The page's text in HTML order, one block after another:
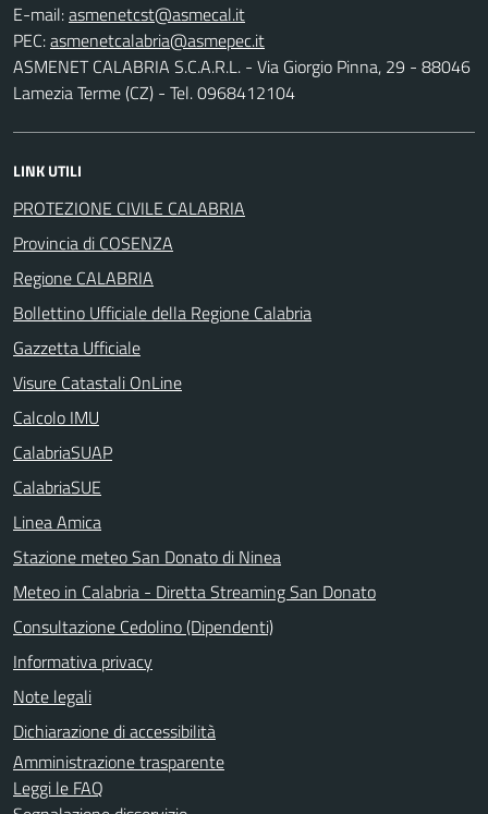
E-mail:
PEC:
ASMENET CALABRIA S.C.A.R.L. - Via Giorgio Pinna, 29 - 88046
Lamezia Terme (CZ) - Tel. 0968412104
LINK UTILI
PROTEZIONE CIVILE CALABRIA
Provincia di COSENZA
Regione CALABRIA
Bollettino Ufficiale della Regione Calabria
Gazzetta Ufficiale
Visure Catastali OnLine
Calcolo IMU
CalabriaSUAP
CalabriaSUE
Linea Amica
Stazione meteo San Donato di Ninea
Meteo in Calabria - Diretta Streaming San Donato
Consultazione Cedolino (Dipendenti)
Informativa privacy
Note legali
Dichiarazione di accessibilità
Amministrazione trasparente
Leggi le FAQ